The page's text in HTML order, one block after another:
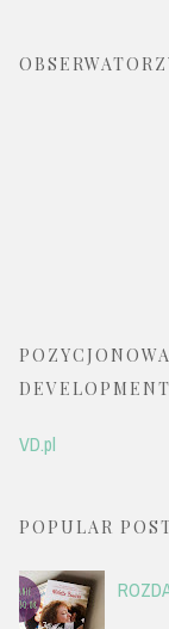
DEVELOPMENT
VD.pl
POPULAR